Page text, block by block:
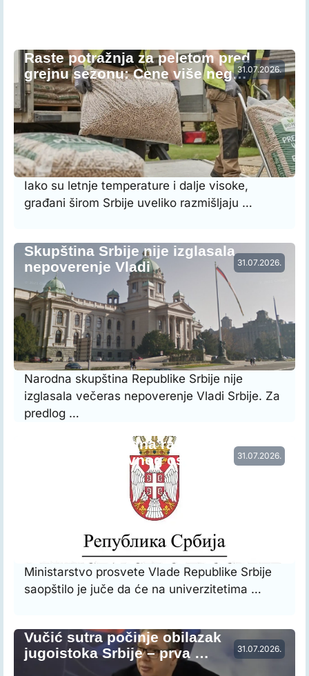
31.07.2026.
Raste potražnja za peletom pred
grejnu sezonu: Cene više neg…
Iako su letnje temperature i dalje visoke,
građani širom Srbije uveliko razmišljaju …
31.07.2026.
Skupština Srbije nije izglasala
nepoverenje Vladi
Narodna skupština Republike Srbije nije
izglasala večeras nepoverenje Vladi Srbije. Za
predlog …
31.07.2026.
Vraćena prethodna raspodela radnog
vremena nastavnog osoblja…
Ministarstvo prosvete Vlade Republike Srbije
saopštilo je juče da će na univerzitetima …
31.07.2026.
Vučić sutra počinje obilazak
jugoistoka Srbije – prva …